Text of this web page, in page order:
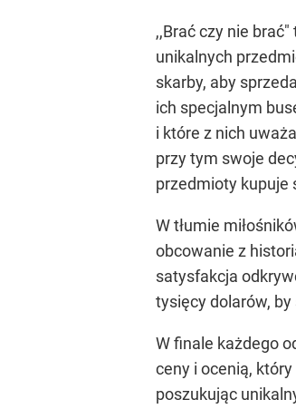
,,Brać czy nie
unikalnych
skarby, aby
ich specjalnym
i które z nich
przy tym swoje
przedmioty kupuje
W tłumie
obcowanie z
satysfakcja
tysięcy dolarów,
W finale każdego
ceny i ocenią,
poszukując